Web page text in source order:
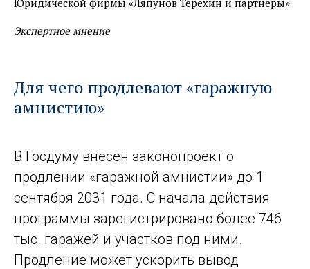
Юридической фирмы «Ляпунов Терехин и партнеры»
Экспертное мнение
Для чего продлевают «гаражную
амнистию»
В Госдуму внесен законопроект о
продлении «гаражной амнистии» до 1
сентября 2031 года. С начала действия
программы зарегистрировано более 746
тыс. гаражей и участков под ними.
Продление может ускорить вывод